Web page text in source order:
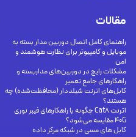
مقالات
راهنمای کامل اتصال دوربین مدار بسته به
موبایل و کامپیوتر برای نظارت هوشمند و
امن
مشکلات رایج در دوربین‌های مداربسته و
راهکارهای جامع تعمیر
کابل‌های اترنت شیلددار (محافظت‌شده) چه
هستند؟
اترنت Cat8 چگونه با راهکارهای فیبر نوری
40G مقایسه می‌شود؟
کابل های مسی در شبکه مرکز داده